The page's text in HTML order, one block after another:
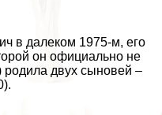
в далеком 1975-м, его
он официально не
родила двух сыновей –